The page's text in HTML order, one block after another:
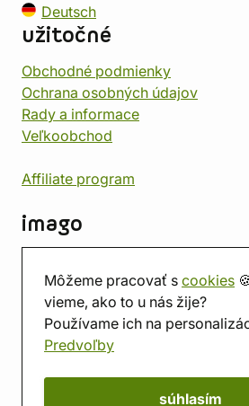
Môžeme pracovať s cookies
vieme, ako to u nás žije?
Používame ich na
Predvoľby
súhlasím
Deutsch
užitočné
Obchodné podmienky
Ochrana osobných údajov
Rady a informace
Veľkoobchod
Affiliate program
imago
Predajňa
Herňa
O nás
Hodnotenie obchodu